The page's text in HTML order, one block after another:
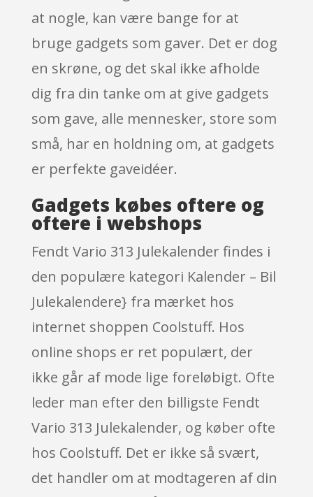
at nogle, kan være bange for at
bruge gadgets som gaver. Det er dog
en skrøne, og det skal ikke afholde
dig fra din tanke om at give gadgets
som gave, alle mennesker, store som
små, har en holdning om, at gadgets
er perfekte gaveidéer.
Gadgets købes oftere og
oftere i webshops
Fendt Vario 313 Julekalender findes i
den populære kategori Kalender – Bil
Julekalendere} fra mærket hos
internet shoppen Coolstuff. Hos
online shops er ret populært, der
ikke går af mode lige foreløbigt. Ofte
leder man efter den billigste Fendt
Vario 313 Julekalender, og køber ofte
hos Coolstuff. Det er ikke så svært,
det handler om at modtageren af din